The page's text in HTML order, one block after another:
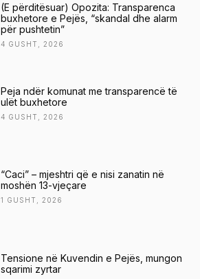
(E përditësuar) Opozita: Transparenca
buxhetore e Pejës, “skandal dhe alarm
për pushtetin”
4 GUSHT, 2026
Peja ndër komunat me transparencë të
ulët buxhetore
4 GUSHT, 2026
“Caci” – mjeshtri që e nisi zanatin në
moshën 13-vjeçare
1 GUSHT, 2026
Tensione në Kuvendin e Pejës, mungon
sqarimi zyrtar